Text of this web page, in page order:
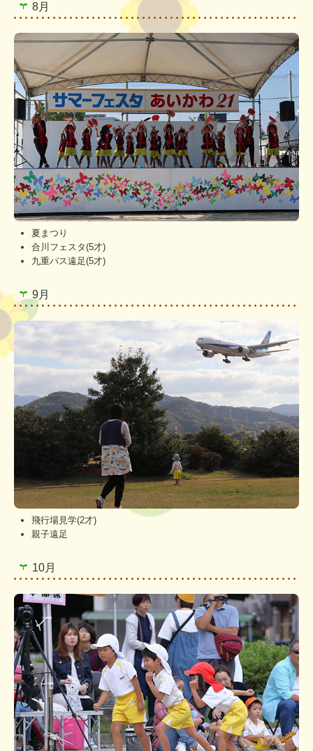
8月
夏まつり
合川フェスタ(5才)
九重バス遠足(5才)
9月
飛行場見学(2才)
親子遠足
10月